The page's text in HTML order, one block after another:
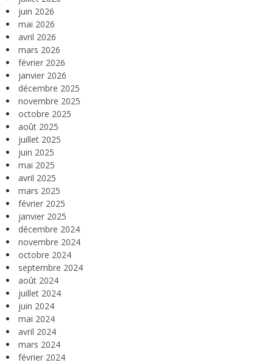
juin 2026
mai 2026
avril 2026
mars 2026
février 2026
janvier 2026
décembre 2025
novembre 2025
octobre 2025
août 2025
juillet 2025
juin 2025
mai 2025
avril 2025
mars 2025
février 2025
janvier 2025
décembre 2024
novembre 2024
octobre 2024
septembre 2024
août 2024
juillet 2024
juin 2024
mai 2024
avril 2024
mars 2024
février 2024